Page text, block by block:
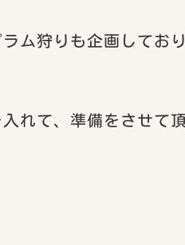
ム狩りも企画しており
れて、準備をさせて